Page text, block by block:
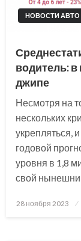
НОВОСТИ АВТО
водитель: в
джипе
Несмотря на
нескольких
укрепляться,
годовой
уровня в 1,8
свой
Posted
28 ноября 2023